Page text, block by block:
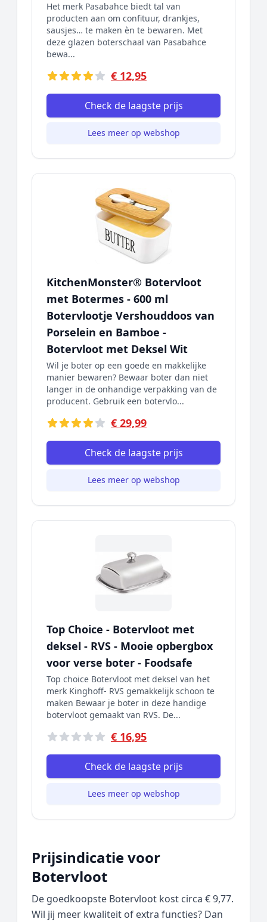
Het merk Pasabahce biedt tal van
producten aan om confituur, drankjes,
sausjes… te maken èn te bewaren. Met
deze glazen boterschaal van Pasabahce
bewa...
€ 12,95
Check de laagste prijs
Lees meer op webshop
KitchenMonster® Botervloot
met Botermes - 600 ml
Botervlootje Vershouddoos van
Porselein en Bamboe -
Botervloot met Deksel Wit
Wil je boter op een goede en makkelijke
manier bewaren? Bewaar boter dan niet
langer in de onhandige verpakking van de
producent. Gebruik een botervlo...
€ 29,99
Check de laagste prijs
Lees meer op webshop
Top Choice - Botervloot met
deksel - RVS - Mooie opbergbox
voor verse boter - Foodsafe
Top choice Botervloot met deksel van het
merk Kinghoff- RVS gemakkelijk schoon te
maken Bewaar je boter in deze handige
botervloot gemaakt van RVS. De...
€ 16,95
Check de laagste prijs
Lees meer op webshop
Prijsindicatie voor
Botervloot
De goedkoopste Botervloot kost circa € 9,77.
Wil jij meer kwaliteit of extra functies? Dan